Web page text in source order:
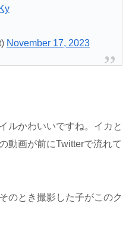
November 17, 2023
ルかわいいですね。イカと
動画が前にTwitterで流れて
のとき撮影した子がこのク